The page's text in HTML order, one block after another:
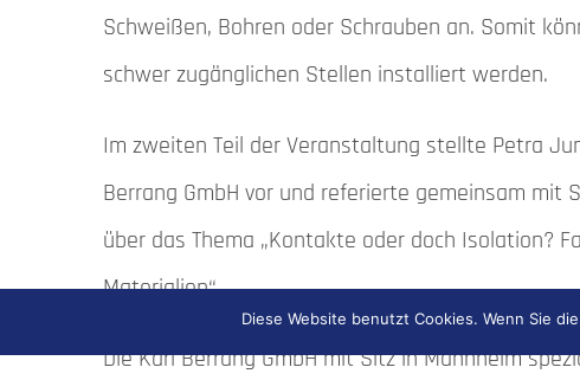
Schweißen, Bohren oder Schrauben an. Somit
schwer zugänglichen Stellen installiert werden.
Im zweiten Teil der Veranstaltung stellte Petra
Berrang GmbH vor und referierte gemeinsam mit
über das Thema „Kontakte oder doch Isolation?
Materialien“.
Die Karl Berrang GmbH mit Sitz in Mannheim
Diese Website benutzt Cookies. Wenn Sie